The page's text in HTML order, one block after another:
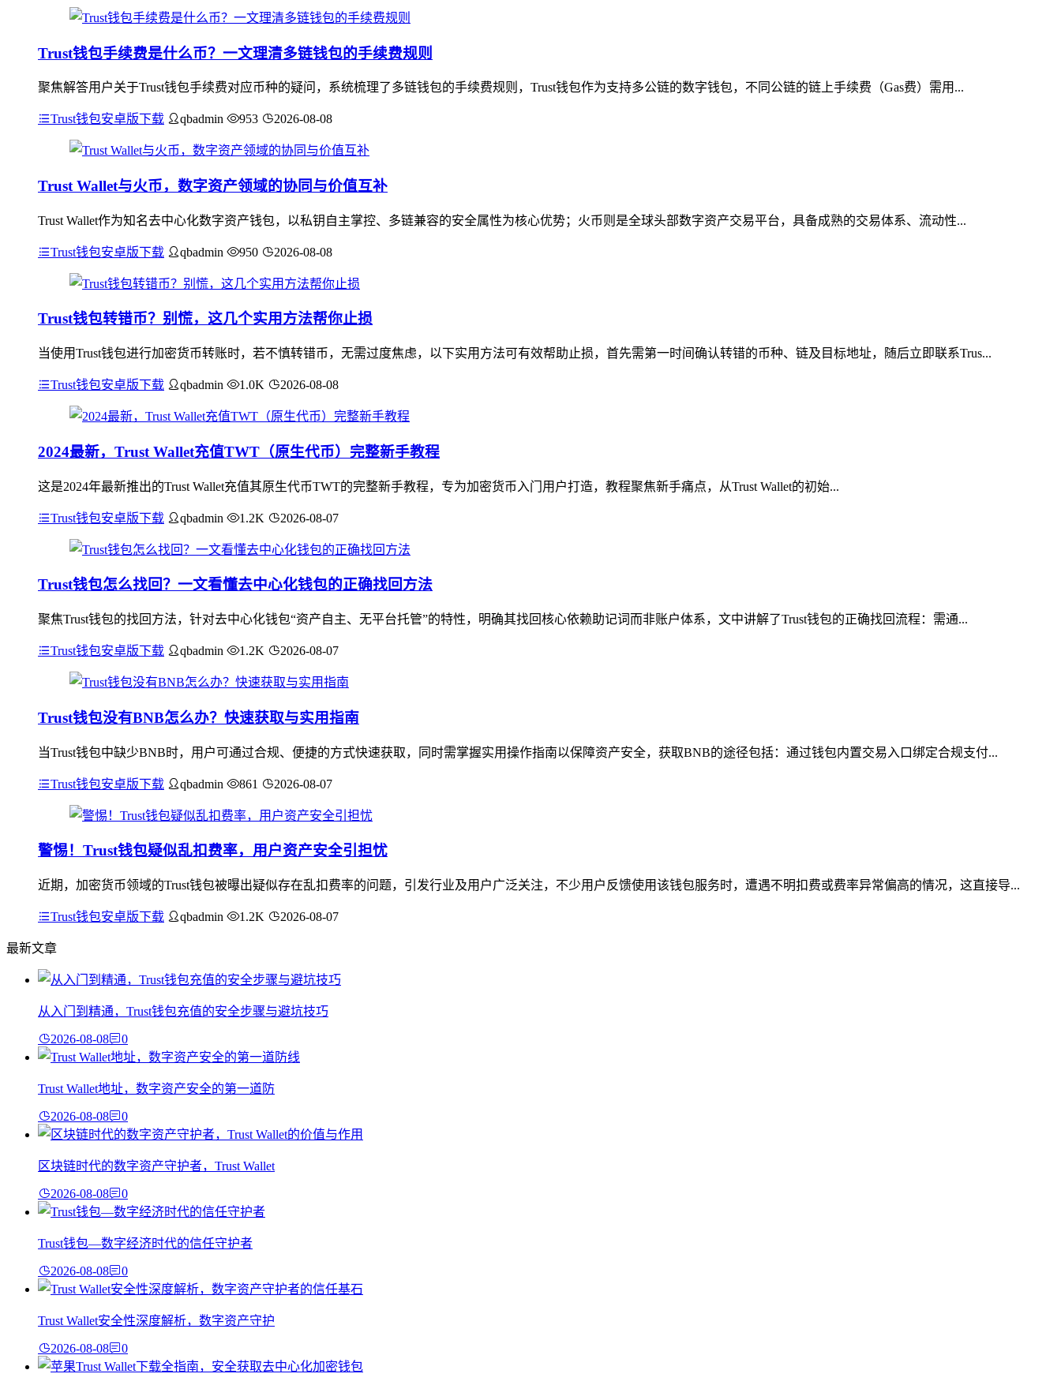
Trust钱包手续费是什么币？一文理清多链钱包的手续费规则
聚焦解答用户关于Trust钱包手续费对应币种的疑问，系统梳理了多链钱包的手续费规则，Trust钱包作为支持多公链的数字钱包，不同公链的链上手续费（Gas费）需用...
Trust钱包安卓版下载 qbadmin 953 2026-08-08
Trust Wallet与火币，数字资产领域的协同与价值互补
Trust Wallet作为知名去中心化数字资产钱包，以私钥自主掌控、多链兼容的安全属性为核心优势；火币则是全球头部数字资产交易平台，具备成熟的交易体系、流动性...
Trust钱包安卓版下载 qbadmin 950 2026-08-08
Trust钱包转错币？别慌，这几个实用方法帮你止损
当使用Trust钱包进行加密货币转账时，若不慎转错币，无需过度焦虑，以下实用方法可有效帮助止损，首先需第一时间确认转错的币种、链及目标地址，随后立即联系Trus...
Trust钱包安卓版下载 qbadmin 1.0K 2026-08-08
2024最新，Trust Wallet充值TWT（原生代币）完整新手教程
这是2024年最新推出的Trust Wallet充值其原生代币TWT的完整新手教程，专为加密货币入门用户打造，教程聚焦新手痛点，从Trust Wallet的初始...
Trust钱包安卓版下载 qbadmin 1.2K 2026-08-07
Trust钱包怎么找回？一文看懂去中心化钱包的正确找回方法
聚焦Trust钱包的找回方法，针对去中心化钱包“资产自主、无平台托管”的特性，明确其找回核心依赖助记词而非账户体系，文中讲解了Trust钱包的正确找回流程：需通...
Trust钱包安卓版下载 qbadmin 1.2K 2026-08-07
Trust钱包没有BNB怎么办？快速获取与实用指南
当Trust钱包中缺少BNB时，用户可通过合规、便捷的方式快速获取，同时需掌握实用操作指南以保障资产安全，获取BNB的途径包括：通过钱包内置交易入口绑定合规支付...
Trust钱包安卓版下载 qbadmin 861 2026-08-07
警惕！Trust钱包疑似乱扣费率，用户资产安全引担忧
近期，加密货币领域的Trust钱包被曝出疑似存在乱扣费率的问题，引发行业及用户广泛关注，不少用户反馈使用该钱包服务时，遭遇不明扣费或费率异常偏高的情况，这直接导...
Trust钱包安卓版下载 qbadmin 1.2K 2026-08-07
最新文章
从入门到精通，Trust钱包充值的安全步骤与避坑技巧
2026-08-08 0
Trust Wallet地址，数字资产安全的第一道防
2026-08-08 0
区块链时代的数字资产守护者，Trust Wallet
2026-08-08 0
Trust钱包—数字经济时代的信任守护者
2026-08-08 0
Trust Wallet安全性深度解析，数字资产守护
2026-08-08 0